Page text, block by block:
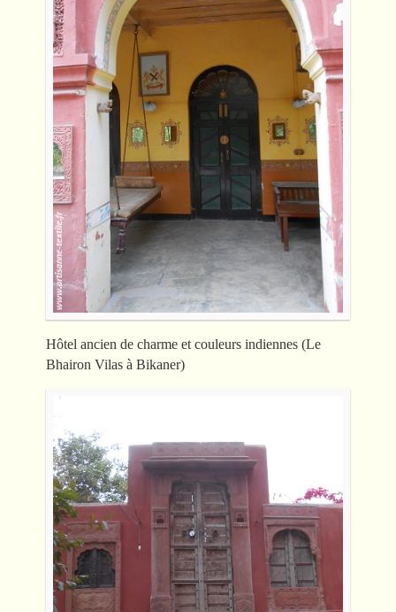
Hôtel ancien de charme et couleurs indiennes (Le
Bhairon Vilas à Bikaner)